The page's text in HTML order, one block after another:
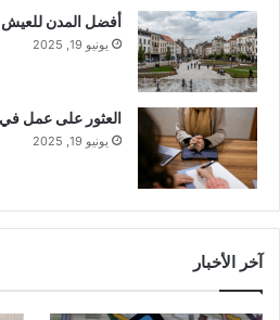
أفضل المدن للعيش في
يونيو 19, 2025
العثور على عمل في بلجيكا
يونيو 19, 2025
آخر الأخبار